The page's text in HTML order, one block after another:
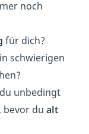
noch
für dich?
in schwierigen
unbedingt
bevor du alt